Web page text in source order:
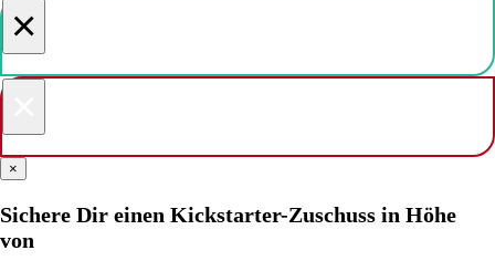
×
×
Sichere Dir einen Kickstarter-Zuschuss in Höhe
von